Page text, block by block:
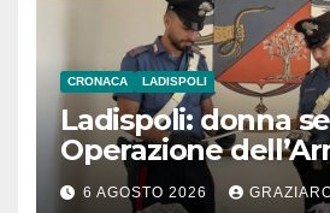
CRONACA LADISPOLI
Ladispoli: donna
Operazione
6 AGOSTO 2026